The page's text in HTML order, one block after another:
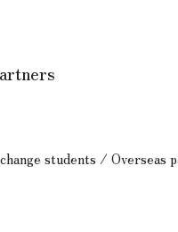
students / Overseas